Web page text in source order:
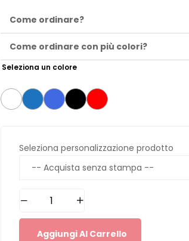
Come ordinare?
Come ordinare con più colori?
Seleziona un colore
Seleziona personalizzazione prodotto
Aggiungi Al Carrello